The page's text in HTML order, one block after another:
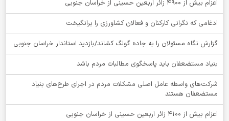
اعزام بیش از 4900 زائر اربعین حسینی از خراسان جنوبی
ادغامی که نگرانی کارکنان و فعالان کشاورزی را برانگیخت
گزارش نگاه مسئولان را به جاده گولگ کشاند/بازدید استاندار خراسان جنوبی
بنیاد مستضعفان باید پاسخگوی مطالبات مردم باشد
شرکت‌های واسطه عامل اصلی مشکلات مردم در اجرای طرح‌های بنیاد
مستضعفان هستند
اعزام بیش از 4100 زائر اربعین حسینی از خراسان جنوبی